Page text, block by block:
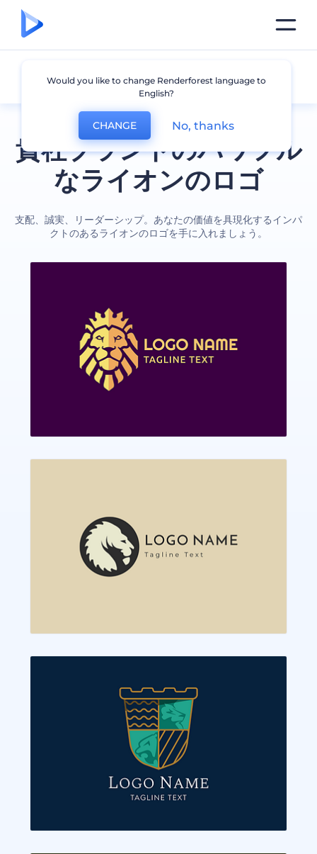
貴社ブランドのパワフル
なライオンのロゴ
支配、誠実、リーダーシップ。あなたの価値を具現化するインパ
クトのあるライオンのロゴを手に入れましょう。
ライオン
Would you like to change Renderforest language to
English?
CHANGE No, thanks